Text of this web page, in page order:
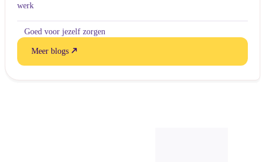
werk
Goed voor jezelf zorgen
Meer blogs